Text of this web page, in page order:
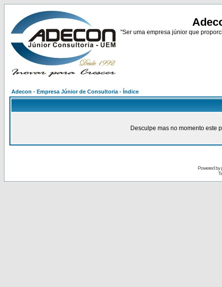
"Ser uma empresa júnior que
Adecon - Empresa Júnior de Consultoria - Índice
Desculpe mas no momento este
Powered by